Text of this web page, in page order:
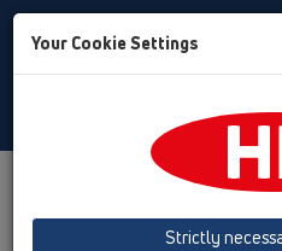
Przegląd produktów
Your Cookie Settings
Strictly